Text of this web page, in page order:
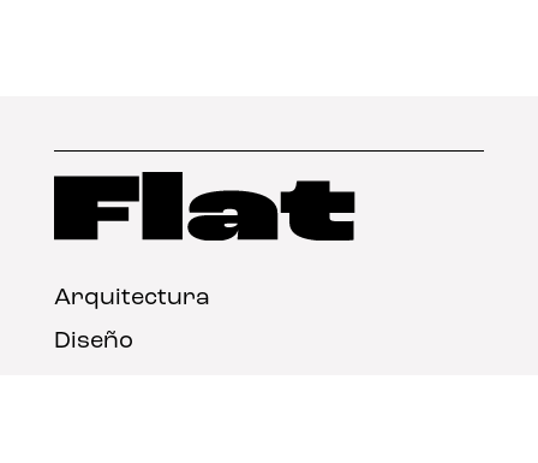
Arquitectura
Diseño